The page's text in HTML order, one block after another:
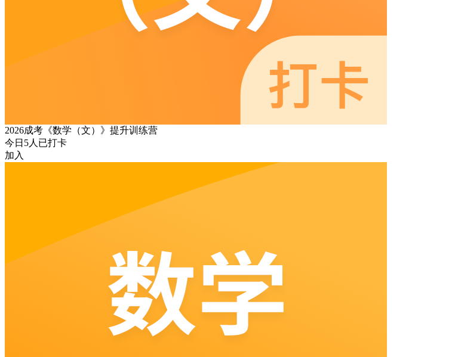
2026成考《数学（文）》提升训练营
今日 5人已打卡
加入